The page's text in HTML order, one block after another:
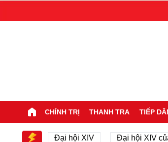
CHÍNH TRỊ THANH TRA TIẾP
Đại hội XIV Đại hội XIV của Đảng